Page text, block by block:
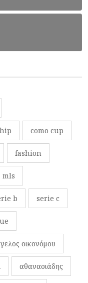
como cup
fashion
mls
b serie c
οικονόμου
αθανασιάδης